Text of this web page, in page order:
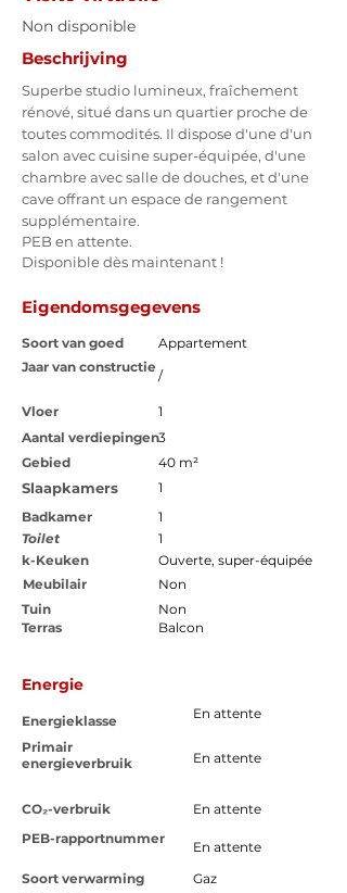
Non disponible
Beschrijving
Superbe studio lumineux, fraîchement
rénové, situé dans un quartier proche de
toutes commodités. Il dispose d'une d'un
salon avec cuisine super-équipée, d'une
chambre avec salle de douches, et d'une
cave offrant un espace de rangement
supplémentaire.
PEB en attente.
Disponible dès maintenant !
Eigendomsgegevens
Soort van goed
Appartement
Jaar van constructie
/
Vloer
1
Aantal verdiepingen3
Gebied
40 m²
Slaapkamers
1
Badkamer
Toilet
k-Keuken
1
1
Ouverte, super-équipée
Meubilair
Non
Tuin
Terras
Non
Balcon
Energie
Energieklasse En attente
Primair
energieverbruik
En attente
CO₂-verbruik
En attente
PEB-rapportnummer
Soort verwarming
En attente
Gaz